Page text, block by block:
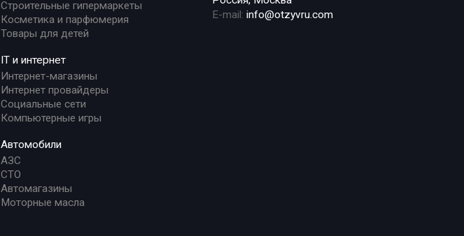
Строительные гипермаркеты
Косметика и парфюмерия
Товары для детей
IT и интернет
Интернет-магазины
Интернет провайдеры
Социальные сети
Компьютерные игры
Автомобили
АЗС
СТО
Автомагазины
Моторные масла
E-mail:info@otzyvru.com